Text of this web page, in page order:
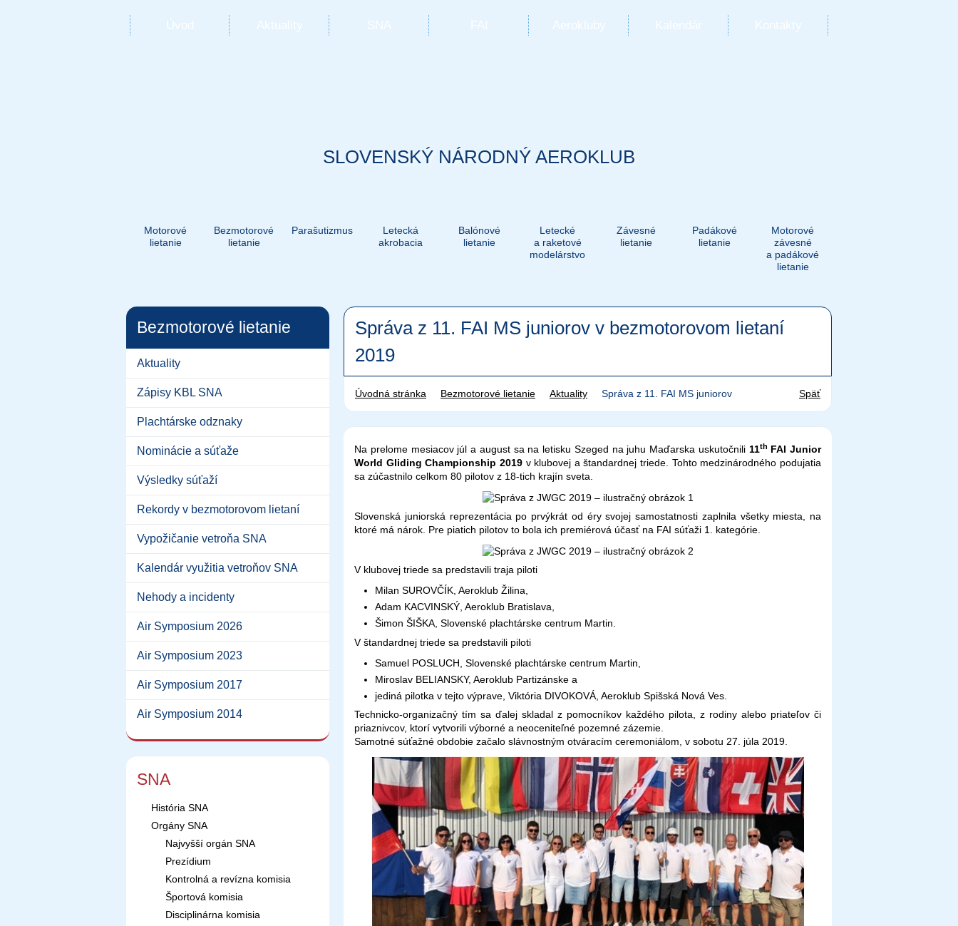
SLOVENSKÝ NÁRODNÝ AEROKLUB
Úvod Aktuality SNA FAI Aerokluby Kalendár Kontakty
Motorové
lietanie
Bezmotorové
lietanie
Parašutizmus
Letecká
akrobacia
Balónové
lietanie
Letecké
a raketové
modelárstvo
Závesné
lietanie
Padákové
lietanie
Motorové
závesné
a padákové
lietanie
Bezmotorové lietanie
Aktuality
Zápisy KBL SNA
Plachtárske odznaky
Nominácie a súťaže
Výsledky súťaží
Rekordy v bezmotorovom lietaní
Vypožičanie vetroňa SNA
Kalendár využitia vetroňov SNA
Nehody a incidenty
Air Symposium 2026
Air Symposium 2023
Air Symposium 2017
Air Symposium 2014
SNA
História SNA
Orgány SNA
Najvyšší orgán SNA
Prezídium
Kontrolná a revízna komisia
Športová komisia
Disciplinárna komisia
Správa z 11. FAI MS juniorov v bezmotorovom lietaní
2019
Späť
Úvodná stránka Bezmotorové lietanie Aktuality Správa z 11. FAI MS juniorov
Na prelome mesiacov júl a august sa na letisku Szeged na juhu Maďarska uskutočnili 11th FAI Junior
World Gliding Championship 2019v klubovej a štandardnej triede. Tohto medzinárodného podujatia
sa zúčastnilo celkom 80 pilotov z 18-tich krajín sveta.
Slovenská juniorská reprezentácia po prvýkrát od éry svojej samostatnosti zaplnila všetky miesta, na
ktoré má nárok. Pre piatich pilotov to bola ich premiérová účasť na FAI súťaži 1. kategórie.
V klubovej triede sa predstavili traja piloti
Milan SUROVČÍK, Aeroklub Žilina,
Adam KACVINSKÝ, Aeroklub Bratislava,
Šimon ŠIŠKA, Slovenské plachtárske centrum Martin.
V štandardnej triede sa predstavili piloti
Samuel POSLUCH, Slovenské plachtárske centrum Martin,
Miroslav BELIANSKY, Aeroklub Partizánske a
jediná pilotka v tejto výprave, Viktória DIVOKOVÁ, Aeroklub Spišská Nová Ves.
Technicko-organizačný tím sa ďalej skladal z pomocníkov každého pilota, z rodiny alebo priateľov či
priaznivcov, ktorí vytvorili výborné a neoceniteľné pozemné zázemie.
Samotné súťažné obdobie začalo slávnostným otváracím ceremoniálom, v sobotu 27. júla 2019.